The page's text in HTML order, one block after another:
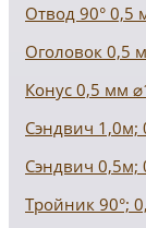
Отвод 90° 0,5
Оголовок 0,5
Конус 0,5 мм
Сэндвич 1,0м;
Сэндвич 0,5м;
Тройник 90°;